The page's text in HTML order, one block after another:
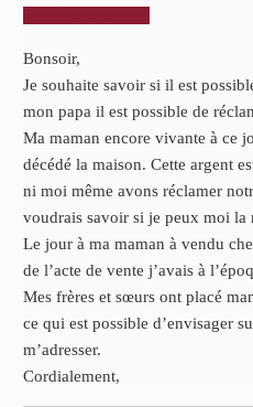
Bonsoir,
Je souhaite savoir si il est
mon papa il est possible de
Ma maman encore vivante à ce
décédé la maison. Cette argent
ni moi même avons réclamer
voudrais savoir si je peux moi la
Le jour à ma maman à vendu
de l’acte de vente j’avais à
Mes frères et sœurs ont placé
ce qui est possible d’envisager
m’adresser.
Cordialement,